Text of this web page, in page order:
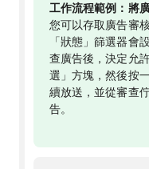
工作流程範例：將
您可以存取廣告審
「狀態」篩選器會
查廣告後，決定允
選」方塊，然後按
續放送，並從審查
告。